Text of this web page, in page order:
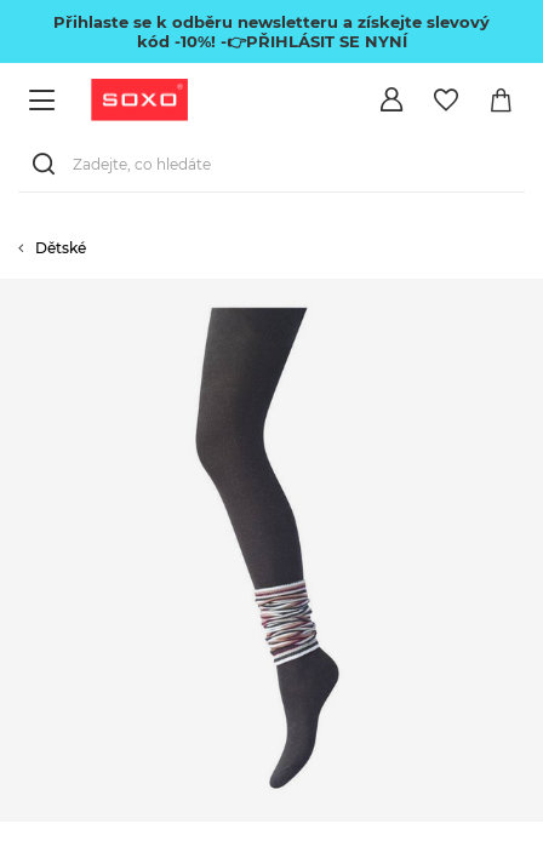
Přihlaste se k odběru newsletteru a získejte slevový
kód -10%! -👉PŘIHLÁSIT SE NYNÍ
Dětské